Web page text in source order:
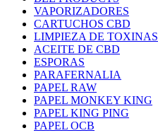
VAPORIZADORES
CARTUCHOS CBD
LIMPIEZA DE TOXINAS
ACEITE DE CBD
ESPORAS
PARAFERNALIA
PAPEL RAW
PAPEL MONKEY KING
PAPEL KING PING
PAPEL OCB